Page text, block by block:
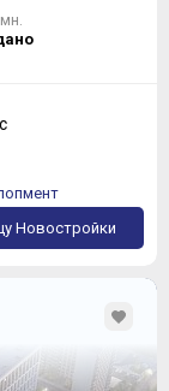
Новостройки